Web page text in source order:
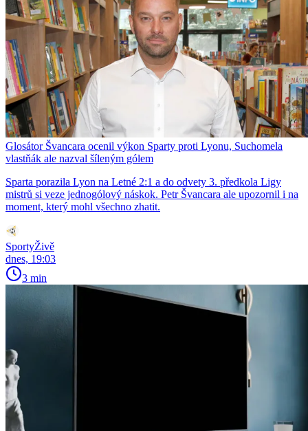
Glosátor Švancara ocenil výkon Sparty proti Lyonu, Suchomela
vlastňák ale nazval šíleným gólem
Sparta porazila Lyon na Letné 2:1 a do odvety 3. předkola Ligy
mistrů si veze jednogólový náskok. Petr Švancara ale upozornil i na
moment, který mohl všechno zhatit.
SportyŽivě
dnes, 19:03
3 min